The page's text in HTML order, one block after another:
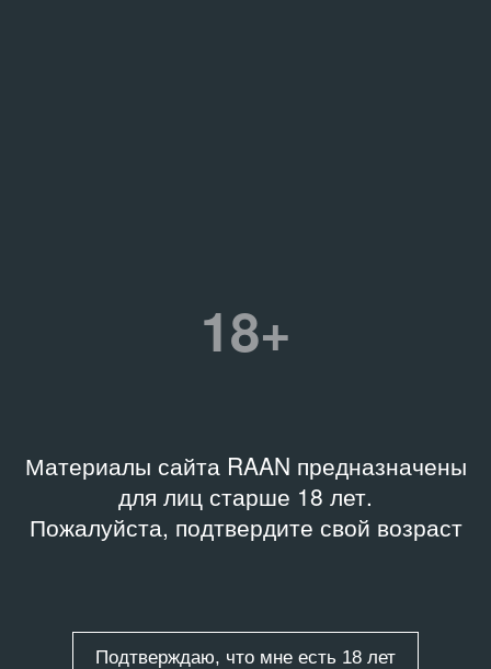
18+
Материалы сайта RAAN предназначены
для лиц старше 18 лет.
Пожалуйста, подтвердите свой возраст
Подтверждаю, что мне есть 18 лет